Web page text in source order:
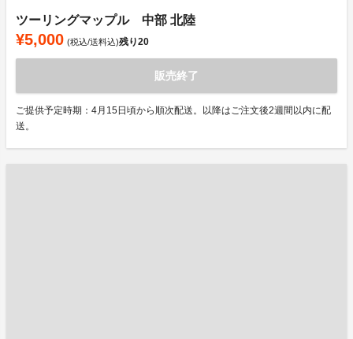
ツーリングマップル 中部 北陸
¥5,000 (税込/送料込)残り20
販売終了
ご提供予定時期：4月15日頃から順次配送。以降はご注文後2週間以内に配
送。